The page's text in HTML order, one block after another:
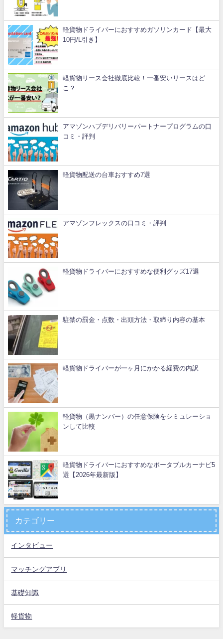
軽貨物ドライバーにおすすめガソリンカード【最大
10円/L引き】
軽貨物リース会社徹底比較！一番安いリースはど
こ？
アマゾンハブデリバリーパートナープログラムの口
コミ・評判
軽貨物配送の台車おすすめ7選
アマゾンフレックスの口コミ・評判
軽貨物ドライバーにおすすめな便利グッズ17選
駐禁の罰金・点数・出頭方法・取締り内容の基本
軽貨物ドライバーが一ヶ月にかかる経費の内訳
軽貨物（黒ナンバー）の任意保険をシミュレーショ
ンして比較
軽貨物ドライバーにおすすめなポータブルカーナビ5
選【2026年最新版】
カテゴリー
インタビュー
マッチングアプリ
基礎知識
軽貨物